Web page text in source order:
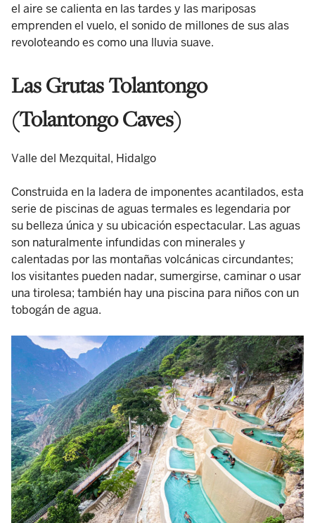
el aire se calienta en las tardes y las mariposas
emprenden el vuelo, el sonido de millones de sus alas
revoloteando es como una lluvia suave.
Las Grutas Tolantongo
(Tolantongo Caves)
Valle del Mezquital, Hidalgo
Construida en la ladera de imponentes acantilados, esta
serie de piscinas de aguas termales es legendaria por
su belleza única y su ubicación espectacular. Las aguas
son naturalmente infundidas con minerales y
calentadas por las montañas volcánicas circundantes;
los visitantes pueden nadar, sumergirse, caminar o usar
una tirolesa; también hay una piscina para niños con un
tobogán de agua.